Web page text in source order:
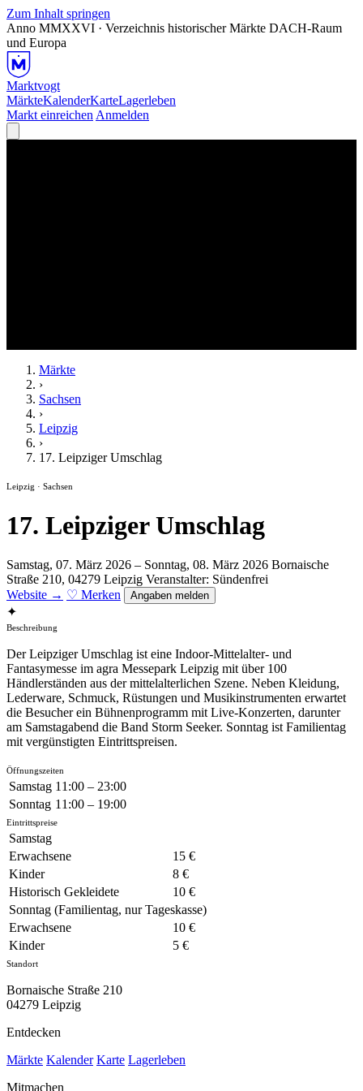
Zum Inhalt springen
Anno MMXXVI · Verzeichnis historischer Märkte DACH-Raum
und Europa
Marktvogt
MärkteKalenderKarteLagerleben
Markt einreichen Anmelden
Märkte
›
Sachsen
›
Leipzig
›
17. Leipziger Umschlag
Leipzig · Sachsen
17. Leipziger Umschlag
Samstag, 07. März 2026 – Sonntag, 08. März 2026 Bornaische
Straße 210, 04279 Leipzig Veranstalter: Sündenfrei
Website → ♡ Merken Angaben melden
✦
Beschreibung
Der Leipziger Umschlag ist eine Indoor-Mittelalter- und
Fantasymesse im agra Messepark Leipzig mit über 100
Händlerständen aus der mittelalterlichen Szene. Neben Kleidung,
Lederware, Schmuck, Rüstungen und Musikinstrumenten erwartet
die Besucher ein Bühnenprogramm mit Live-Konzerten, darunter
am Samstagabend die Band Storm Seeker. Sonntag ist Familientag
mit vergünstigten Eintrittspreisen.
Öffnungszeiten
Samstag 11:00 – 23:00
Sonntag 11:00 – 19:00
Eintrittspreise
Samstag
Erwachsene
15 €
Kinder
8 €
Historisch Gekleidete
10 €
Sonntag (Familientag, nur Tageskasse)
Erwachsene
10 €
Kinder
5 €
Standort
Bornaische Straße 210
04279 Leipzig
Entdecken
Märkte Kalender Karte Lagerleben
Mitmachen